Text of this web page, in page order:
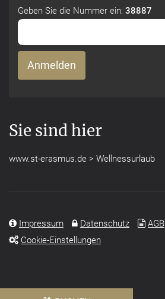
Geben Sie die Nummer ein: 38887
Sie sind hier
www.st-erasmus.de > Wellnessurlaub
Impressum Datenschutz
AGB
Cookie-Einstellungen